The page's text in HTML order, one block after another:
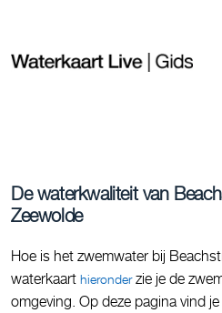
De waterkwaliteit van
Zeewolde
Hoe is het zwemwater bij
waterkaart hieronderzie je de
omgeving. Op deze pagina vind